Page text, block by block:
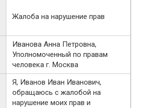
Жалоба на нарушение прав
Иванова Анна Петровна,
Уполномоченный по правам
человека г. Москва
Я, Иванов Иван Иванович,
обращаюсь с жалобой на
нарушение моих прав и